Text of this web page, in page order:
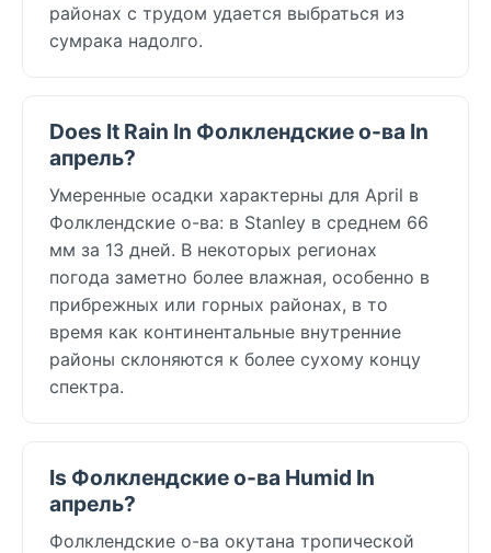
районах с трудом удается выбраться из
сумрака надолго.
Does It Rain In Фолклендские о-ва In
апрель?
Умеренные осадки характерны для April в
Фолклендские о-ва: в Stanley в среднем 66
мм за 13 дней. В некоторых регионах
погода заметно более влажная, особенно в
прибрежных или горных районах, в то
время как континентальные внутренние
районы склоняются к более сухому концу
спектра.
Is Фолклендские о-ва Humid In
апрель?
Фолклендские о-ва окутана тропической